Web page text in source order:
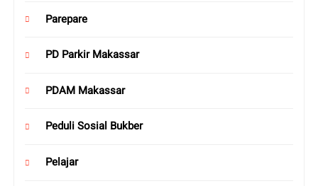
Parepare
PD Parkir Makassar
PDAM Makassar
Peduli Sosial Bukber
Pelajar